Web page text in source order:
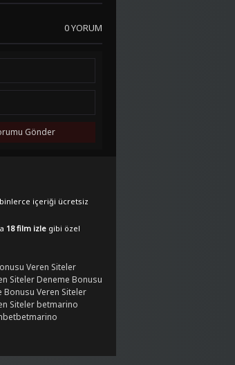
0 YORUM
Gönder
içeriği ücretsiz
18 film izle gibi özel
Veren Siteler
SitelerDeneme Bonusu
Bonusu Veren Siteler
Sitelerbetmarino
betmarino